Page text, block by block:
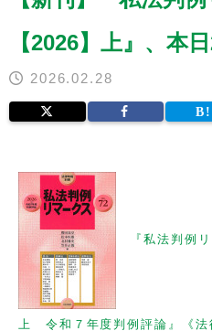
【2026】上』、本
2026.02.28
『私法判例
上 令和７年度判例評論』《法